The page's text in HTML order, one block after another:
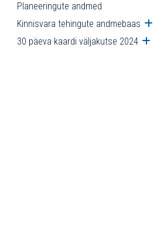
Planeeringute andmed
Kinnisvara tehingute andmebaas
30 päeva kaardi väljakutse 2024